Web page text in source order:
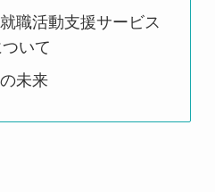
職活動支援サービス
ついて
未来